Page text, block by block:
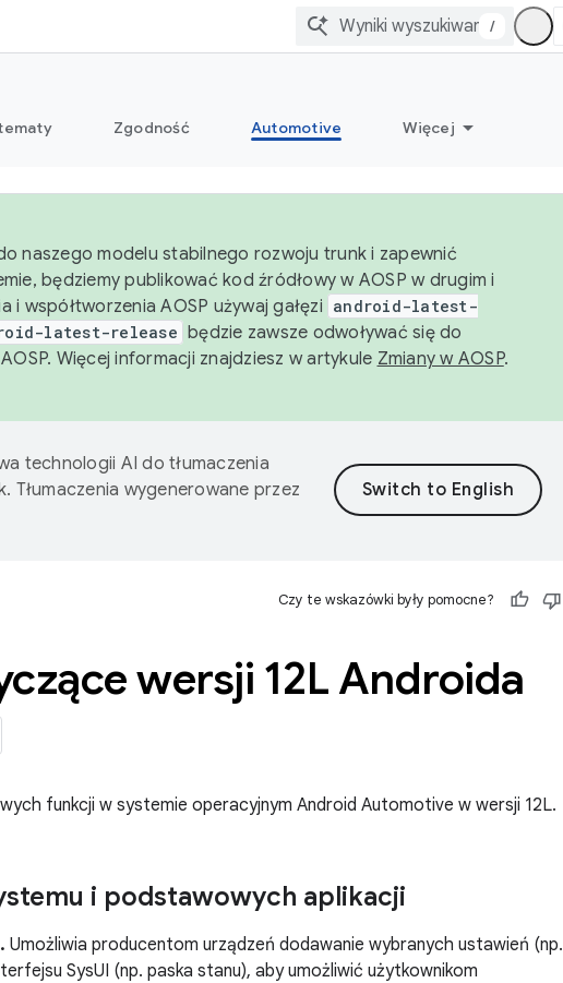
/
Zgodność Automotive Więcej
naszego modelu stabilnego rozwoju trunk i zapewnić
będziemy publikować kod źródłowy w AOSP w drugim i
współtworzenia AOSP używaj gałęzi android-latest-
latest-release będzie zawsze odwoływać się do
Więcej informacji znajdziesz w artykule Zmiany w AOSP.
technologii AI do tłumaczenia
Tłumaczenia wygenerowane przez
Czy te wskazówki były pomocne?
wersji 12L Androida
funkcji w systemie operacyjnym Android Automotive w wersji 12L.
i podstawowych aplikacji
Umożliwia producentom urządzeń dodawanie wybranych ustawień (np.
SysUI (np. paska stanu), aby umożliwić użytkownikom